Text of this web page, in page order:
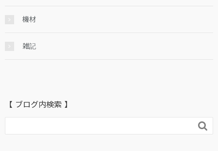
機材
雑記
【 ブログ内検索 】
